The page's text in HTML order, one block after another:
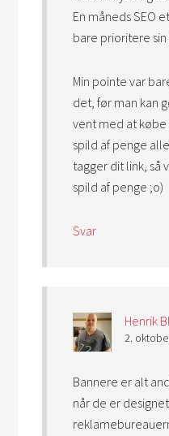
En måneds SEO
bare prioritere sin
Min pointe var
det, før man kan
vent med at
spild af penge
tagger dit link, så
spild af penge ;o)
Svar
Henrik
2.
Bannere er alt
når de er